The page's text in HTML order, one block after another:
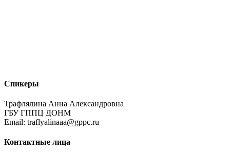
Спикеры
Трафлялина Анна Александровна
ГБУ ГППЦ ДОНМ
Email: traflyalinaaa@gppc.ru
Контактные лица